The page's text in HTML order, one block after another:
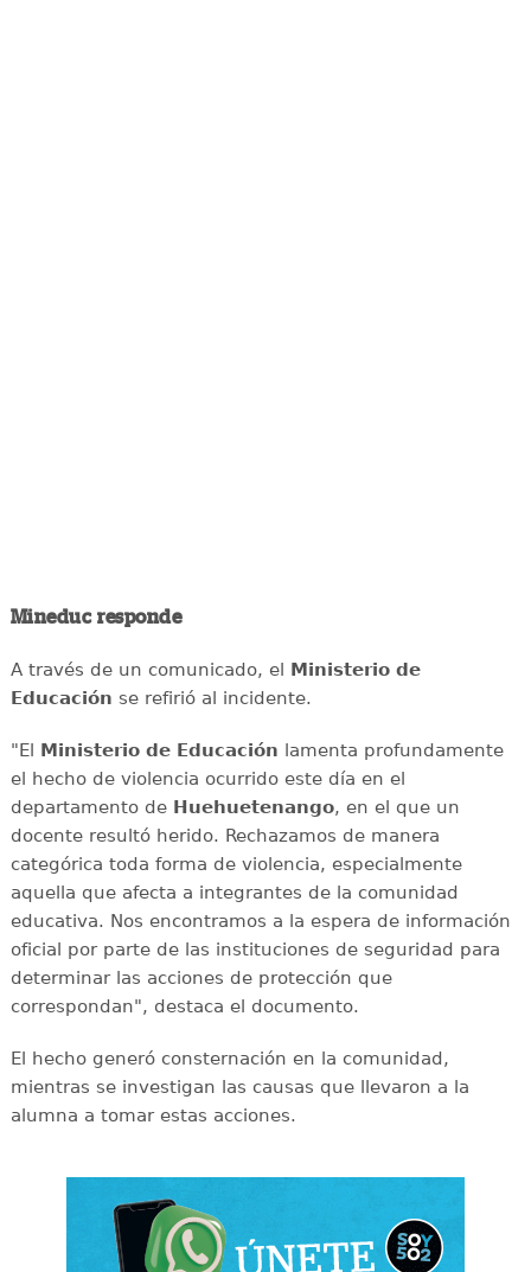
Mineduc responde
A través de un comunicado, el Ministerio de
Educación se refirió al incidente.
"El Ministerio de Educación lamenta profundamente
el hecho de violencia ocurrido este día en el
departamento de Huehuetenango, en el que un
docente resultó herido. Rechazamos de manera
categórica toda forma de violencia, especialmente
aquella que afecta a integrantes de la comunidad
educativa. Nos encontramos a la espera de información
oficial por parte de las instituciones de seguridad para
determinar las acciones de protección que
correspondan", destaca el documento.
El hecho generó consternación en la comunidad,
mientras se investigan las causas que llevaron a la
alumna a tomar estas acciones.